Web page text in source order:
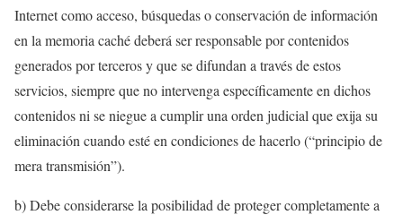
Internet como acceso, búsquedas o conservación de información
en la memoria caché deberá ser responsable por contenidos
generados por terceros y que se difundan a través de estos
servicios, siempre que no intervenga específicamente en dichos
contenidos ni se niegue a cumplir una orden judicial que exija su
eliminación cuando esté en condiciones de hacerlo (“principio de
mera transmisión”).
b) Debe considerarse la posibilidad de proteger completamente a